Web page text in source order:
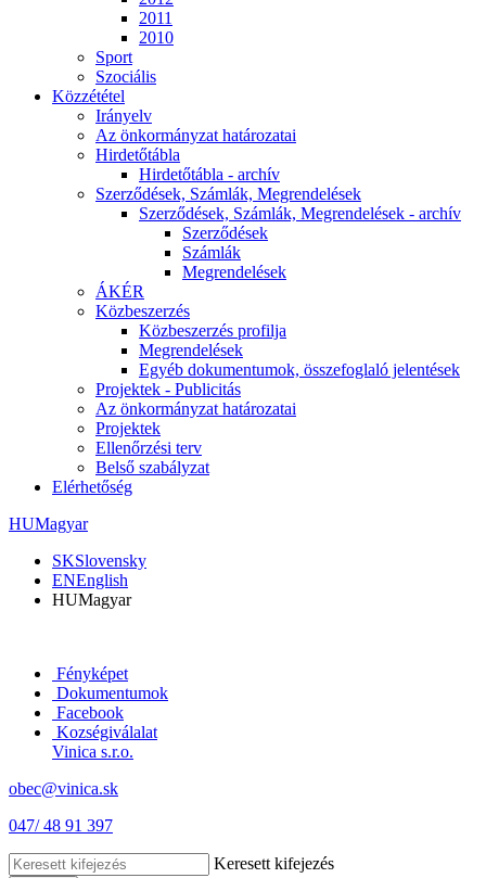
2011
2010
Sport
Szociális
Közzététel
Irányelv
Az önkormányzat határozatai
Hirdetőtábla
Hirdetőtábla - archív
Szerződések, Számlák, Megrendelések
Szerződések, Számlák, Megrendelések - archív
Szerződések
Számlák
Megrendelések
ÁKÉR
Közbeszerzés
Közbeszerzés profilja
Megrendelések
Egyéb dokumentumok, összefoglaló jelentések
Projektek - Publicitás
Az önkormányzat határozatai
Projektek
Ellenőrzési terv
Belső szabályzat
Elérhetőség
HUMagyar
SKSlovensky
ENEnglish
HUMagyar
Fényképet
Dokumentumok
Facebook
Kozségiválalat
Vinica s.r.o.
obec@vinica.sk
047/ 48 91 397
Keresett kifejezés